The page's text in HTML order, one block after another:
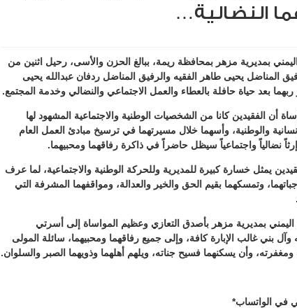
النضالية…
بمديرية مزهر بمحافظة ريمة، ببالغ الحزن والأسى، رحيل اثنين من
المناضل يحيى طاهر الفقيه والرفيق المناضل ردفان عبدالله يحيى
ربهما بعد حياة حافلة بالعطاء والعمل الاجتماعي والنضالي وخدمة المجتمع.
أن الفقيدين كانا من الشخصيات الوطنية والاجتماعية المشهود لها
والوطنية، وأسهما خلال مسيرتهما في ترسيخ مبادئ العمل العام
نضالياً واجتماعياً سيظل حاضراً في ذاكرة رفاقهما ومحبيهما.
يمثل خسارة كبيرة للمديرية وللحركة الوطنية والاجتماعية، لما عرف
وتمسكهما بقيم الحق والخير والعدالة، ومواقفهما المشرفة التي
بمديرية مزهر بأصدق التعازي وعظيم المواساة إلى أسرتي
وآل بني غالب الإبارة كافة، وإلى جميع رفاقهما ومحبيهما، سائلة المولى
وأن يسكنهما فسيح جناته، ويلهم أهلهما وذويهما الصبر والسلوان.
في الواتساب*